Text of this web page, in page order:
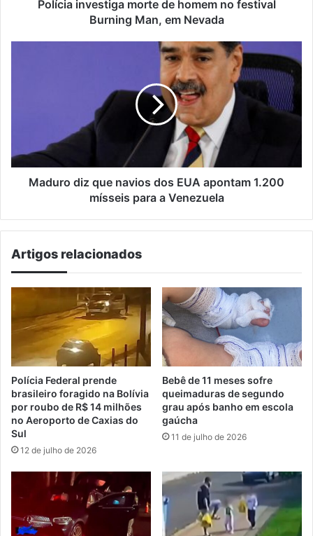
Polícia investiga morte de homem no festival
Burning Man, em Nevada
1.200
mísseis
Maduro diz que navios dos EUA apontam 1.200
mísseis para a Venezuela
Artigos relacionados
Polícia Federal prende
brasileiro foragido na Bolívia
por roubo de R$ 14 milhões
no Aeroporto de Caxias do
Sul
12 de julho de 2026
Bebê de 11 meses sofre
queimaduras de segundo
grau após banho em escola
gaúcha
11 de julho de 2026